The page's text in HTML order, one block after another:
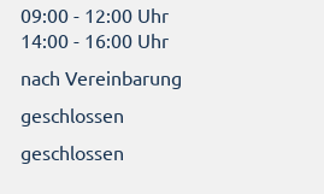
09:00 - 12:00 Uhr
14:00 - 16:00 Uhr
nach Vereinbarung
geschlossen
geschlossen